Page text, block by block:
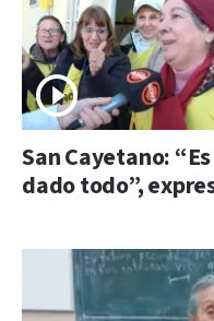
San Cayetano:
dado todo”,